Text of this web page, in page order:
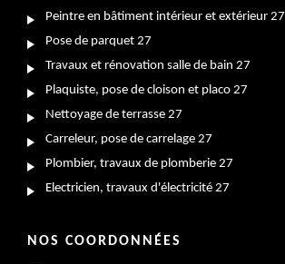
Peintre en bâtiment intérieur et extérieur 27
Pose de parquet 27
Travaux et rénovation salle de bain 27
Plaquiste, pose de cloison et placo 27
Nettoyage de terrasse 27
Carreleur, pose de carrelage 27
Plombier, travaux de plomberie 27
Electricien, travaux d'électricité 27
NOS COORDONNÉES